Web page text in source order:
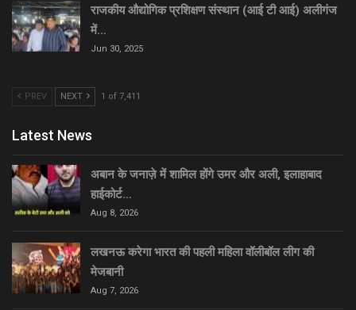
राजकीय औद्योगिक प्रशिक्षण संस्थान (आई टी आई) अलीगंज
में…
Jun 30, 2025
PREV NEXT 1 of 7,411
Latest News
अबान के जनाज़े में शामिल होंगे उमर और अली, इलाहाबाद
हाईकोर्ट…
Aug 8, 2026
लखनऊ करेगा भारत की पहली महिला वॉलीबॉल लीग की
मेजबानी
Aug 7, 2026